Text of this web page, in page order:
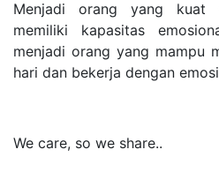
Menjadi orang yang kuat
memiliki kapasitas
menjadi orang yang mampu
hari dan bekerja dengan
We care, so we share..